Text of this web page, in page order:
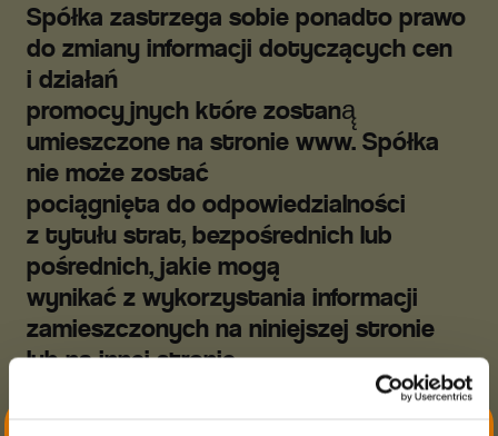
Spółka zastrzega sobie ponadto prawo
do zmiany informacji dotyczących cen
i działań
promocyjnych które zostaną̨
umieszczone na stronie www. Spółka
nie może zostać
pociągnięta do odpowiedzialności
z tytułu strat, bezpośrednich lub
pośrednich, jakie mogą
wynikać z wykorzystania informacji
zamieszczonych na niniejszej stronie
lub na innej stronie
internetowej, która może być z nią